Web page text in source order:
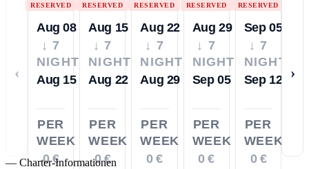
‹
RESERVED
Aug 08
↓ 7
NIGHTS
Aug 15
PER
WEEK
0 €
RESERVED
Aug 15
↓ 7
NIGHTS
Aug 22
PER
WEEK
0 €
RESERVED
Aug 22
↓ 7
NIGHTS
Aug 29
PER
WEEK
0 €
RESERVED
Aug 29
↓ 7
NIGHTS
Sep 05
PER
WEEK
0 €
RESERVED
Sep 05
↓ 7
NIGHTS
Sep 12
PER
WEEK
0 €
›
— Charter-Informationen